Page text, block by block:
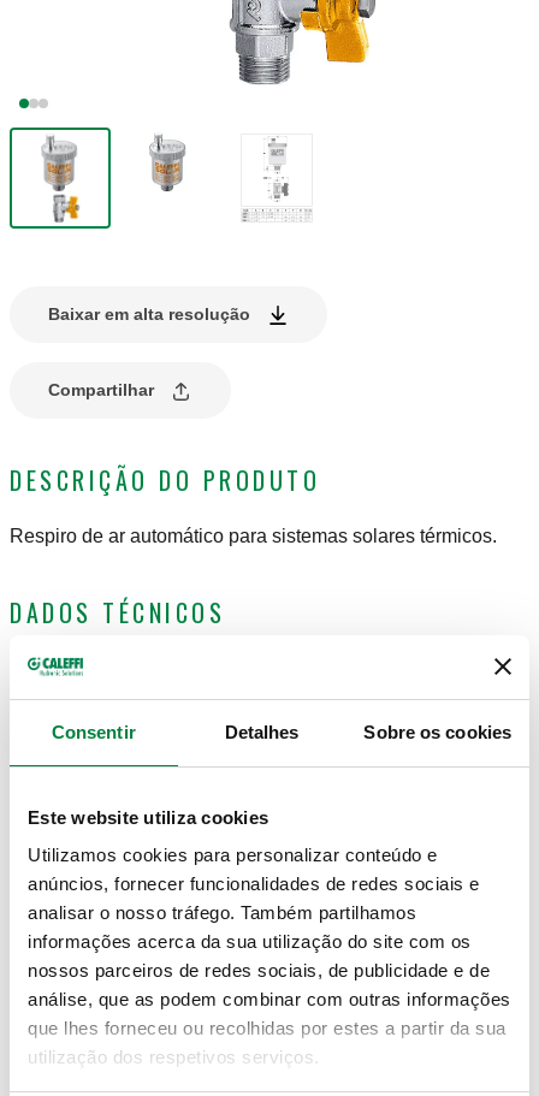
Consentir Detalhes Sobre os cookies
Este website utiliza cookies
Utilizamos cookies para personalizar conteúdo e
anúncios, fornecer funcionalidades de redes sociais e
analisar o nosso tráfego. Também partilhamos
informações acerca da sua utilização do site com os
nossos parceiros de redes sociais, de publicidade e de
análise, que as podem combinar com outras informações
que lhes forneceu ou recolhidas por estes a partir da sua
utilização dos respetivos serviços.
Baixar em alta resolução
Compartilhar
DESCRIÇÃO DO PRODUTO
Respiro de ar automático para sistemas solares térmicos.
DADOS TÉCNICOS
Acabamento
Material:latão
Meio:água, soluções com glicol
Pressão máxima descarga ar
DESENHOS E ESPECIFICAÇÕES
Código
artigo
Actions